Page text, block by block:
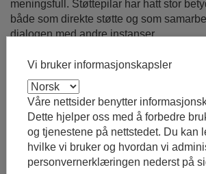
meningsfull. Støttepilar har hatt stor
både som direkte støtte og som
dialogen med andre instanser.
samtalene som verdifulle.
Vi bruker informasjonskapsler
Våre nettsider benytter
Dette hjelper oss med å forbedre
og tjenestene på nettstedet. Du kan
hvilke vi bruker og hvordan vi
personvernerklæringen nederst på